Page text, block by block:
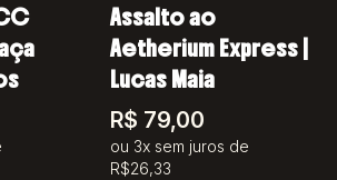
Assalto ao
Aetherium Express |
Lucas Maia
R$ 79,00
ou 3x sem juros de
R$26,33